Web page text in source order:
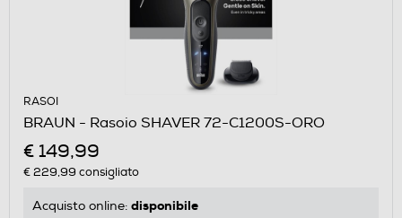
RASOI
BRAUN - Rasoio SHAVER 72-C1200S-ORO
€ 149,99
€ 229,99 consigliato
Acquisto online: disponibile